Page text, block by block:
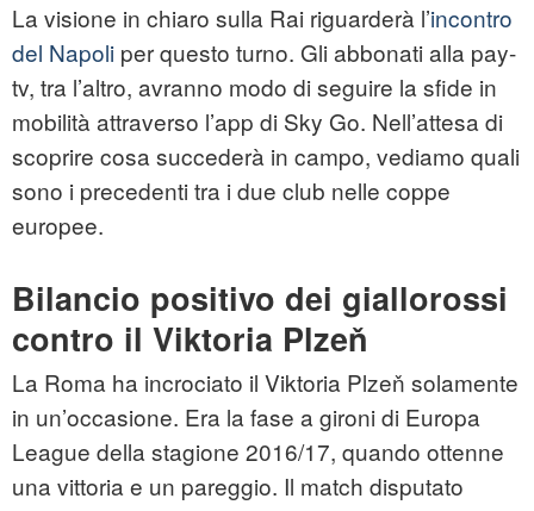
La visione in chiaro sulla Rai riguarderà l’incontro
del Napoli per questo turno. Gli abbonati alla pay-
tv, tra l’altro, avranno modo di seguire la sfide in
mobilità attraverso l’app di Sky Go. Nell’attesa di
scoprire cosa succederà in campo, vediamo quali
sono i precedenti tra i due club nelle coppe
europee.
Bilancio positivo dei giallorossi
contro il Viktoria Plzeň
La Roma ha incrociato il Viktoria Plzeň solamente
in un’occasione. Era la fase a gironi di Europa
League della stagione 2016/17, quando ottenne
una vittoria e un pareggio. Il match disputato